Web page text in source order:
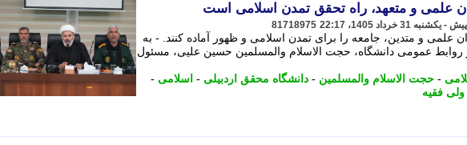
علمی و متعهد، راه تحقق تمدن اسلامی است
81718975
علمی و متدین، جامعه را برای تمدن اسلامی و ظهور آماده کنند. - به
روابط عمومی دانشگاه، حجت الاسلام والمسلمین حسین علیی، مسئول
- حجت الاسلام والمسلمین - دانشگاه محقق اردبیلی - اسلامی -
ولی فقیه